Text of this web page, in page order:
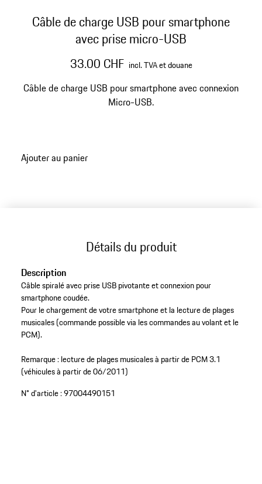
Câble de charge USB pour smartphone
avec prise micro-USB
33.00 CHF incl. TVA et douane
Câble de charge USB pour smartphone avec connexion
Micro-USB.
Ajouter au panier
Détails du produit
Description
Câble spiralé avec prise USB pivotante et connexion pour
smartphone coudée.
Pour le chargement de votre smartphone et la lecture de plages
musicales (commande possible via les commandes au volant et le
PCM).
Remarque : lecture de plages musicales à partir de PCM 3.1
(véhicules à partir de 06/2011)
N° d'article :97004490151